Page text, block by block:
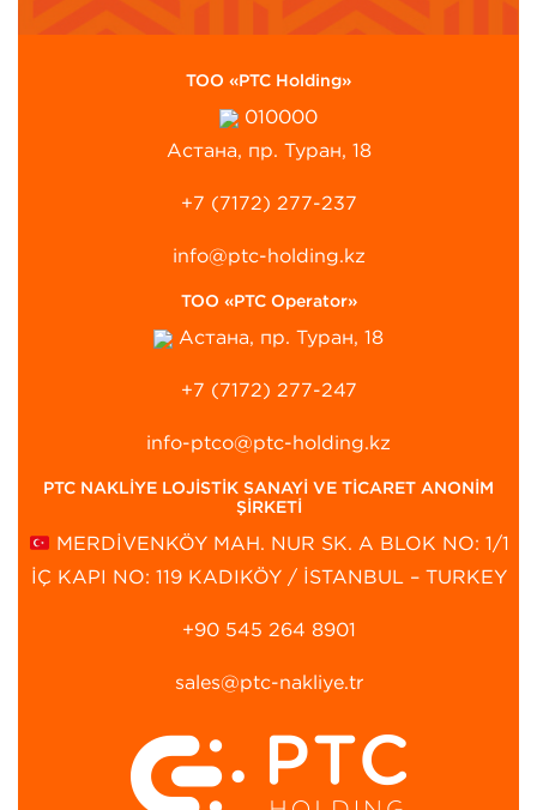
ТОО «PTC Holding»
010000
Астана, пр. Туран, 18
+7 (7172) 277-237
info@ptc-holding.kz
ТОО «PTC Operator»
Астана, пр. Туран, 18
+7 (7172) 277-247
info-ptco@ptc-holding.kz
PTC NAKLİYE LOJİSTİK SANAYİ VE TİCARET ANONİM
ŞİRKETİ
MERDİVENKÖY MAH. NUR SK. A BLOK NO: 1/1
İÇ KAPI NO: 119 KADIKÖY / İSTANBUL – TURKEY
+90 545 264 8901‬
sales@ptc-nakliye.tr